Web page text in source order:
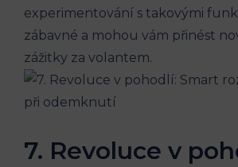
experimentování s takovými
zábavné a mohou vám přinést
zážitky za volantem.
7. Revoluce v